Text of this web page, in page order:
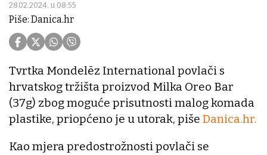
28.02.2024. u 08:55
Piše: Danica.hr
Tvrtka Mondelēz International povlači s
hrvatskog tržišta proizvod Milka Oreo Bar
(37g) zbog moguće prisutnosti malog komada
plastike, priopćeno je u utorak, piše Danica.hr.
Kao mjera predostrožnosti povlači se